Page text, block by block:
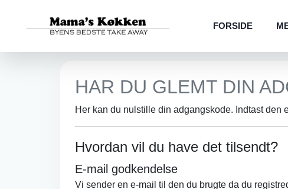
FORSIDE
HAR DU GLEMT DIN
Her kan du nulstille din adgangskode. Indtast den
Hvordan vil du have det tilsendt?
E-mail godkendelse
Vi sender en e-mail til den du brugte da du